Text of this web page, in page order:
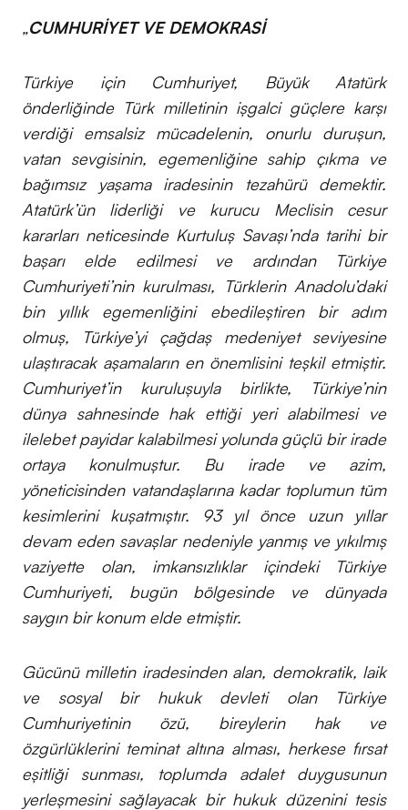
„CUMHURİYET VE DEMOKRASİ
Türkiye için Cumhuriyet, Büyük Atatürk
önderliğinde Türk milletinin işgalci güçlere karşı
verdiği emsalsiz mücadelenin, onurlu duruşun,
vatan sevgisinin, egemenliğine sahip çıkma ve
bağımsız yaşama iradesinin tezahürü demektir.
Atatürk’ün liderliği ve kurucu Meclisin cesur
kararları neticesinde Kurtuluş Savaşı’nda tarihi bir
başarı elde edilmesi ve ardından Türkiye
Cumhuriyeti’nin kurulması, Türklerin Anadolu’daki
bin yıllık egemenliğini ebedileştiren bir adım
olmuş, Türkiye’yi çağdaş medeniyet seviyesine
ulaştıracak aşamaların en önemlisini teşkil etmiştir.
Cumhuriyet’in kuruluşuyla birlikte, Türkiye’nin
dünya sahnesinde hak ettiği yeri alabilmesi ve
ilelebet payidar kalabilmesi yolunda güçlü bir irade
ortaya konulmuştur. Bu irade ve azim,
yöneticisinden vatandaşlarına kadar toplumun tüm
kesimlerini kuşatmıştır. 93 yıl önce uzun yıllar
devam eden savaşlar nedeniyle yanmış ve yıkılmış
vaziyette olan, imkansızlıklar içindeki Türkiye
Cumhuriyeti, bugün bölgesinde ve dünyada
saygın bir konum elde etmiştir.
Gücünü milletin iradesinden alan, demokratik, laik
ve sosyal bir hukuk devleti olan Türkiye
Cumhuriyetinin özü, bireylerin hak ve
özgürlüklerini teminat altına alması, herkese fırsat
eşitliği sunması, toplumda adalet duygusunun
yerleşmesini sağlayacak bir hukuk düzenini tesis